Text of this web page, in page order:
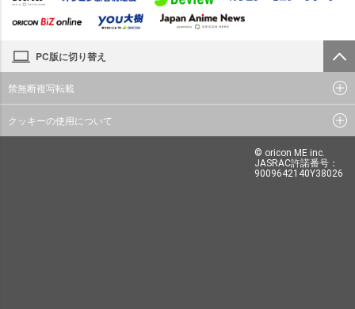
PC版に切り替え
禁無断複写転載
クッキーの使用について
© oricon ME inc.
JASRAC許諾番号：
9009642140Y38026